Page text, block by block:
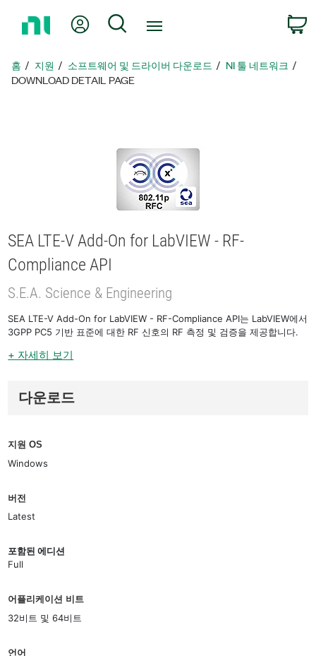
지
로
내 계정 검색
홈 지원 소프트웨어 및 드라이버 다운로드
NI 툴 네트워크
DOWNLOAD DETAIL PAGE
SEA LTE-V Add-On for LabVIEW - RF-
Compliance API
S.E.A. Science & Engineering
SEA LTE-V Add-On for LabVIEW - RF-Compliance API는 LabVIEW에서
3GPP PC5 기반 표준에 대한 RF 신호의 RF 측정 및 검증을 제공합니다.
+ 자세히 보기
다운로드
지원 OS
Windows
버전
Latest
포함된 에디션
Full
어플리케이션 비트
32비트 및 64비트
언어